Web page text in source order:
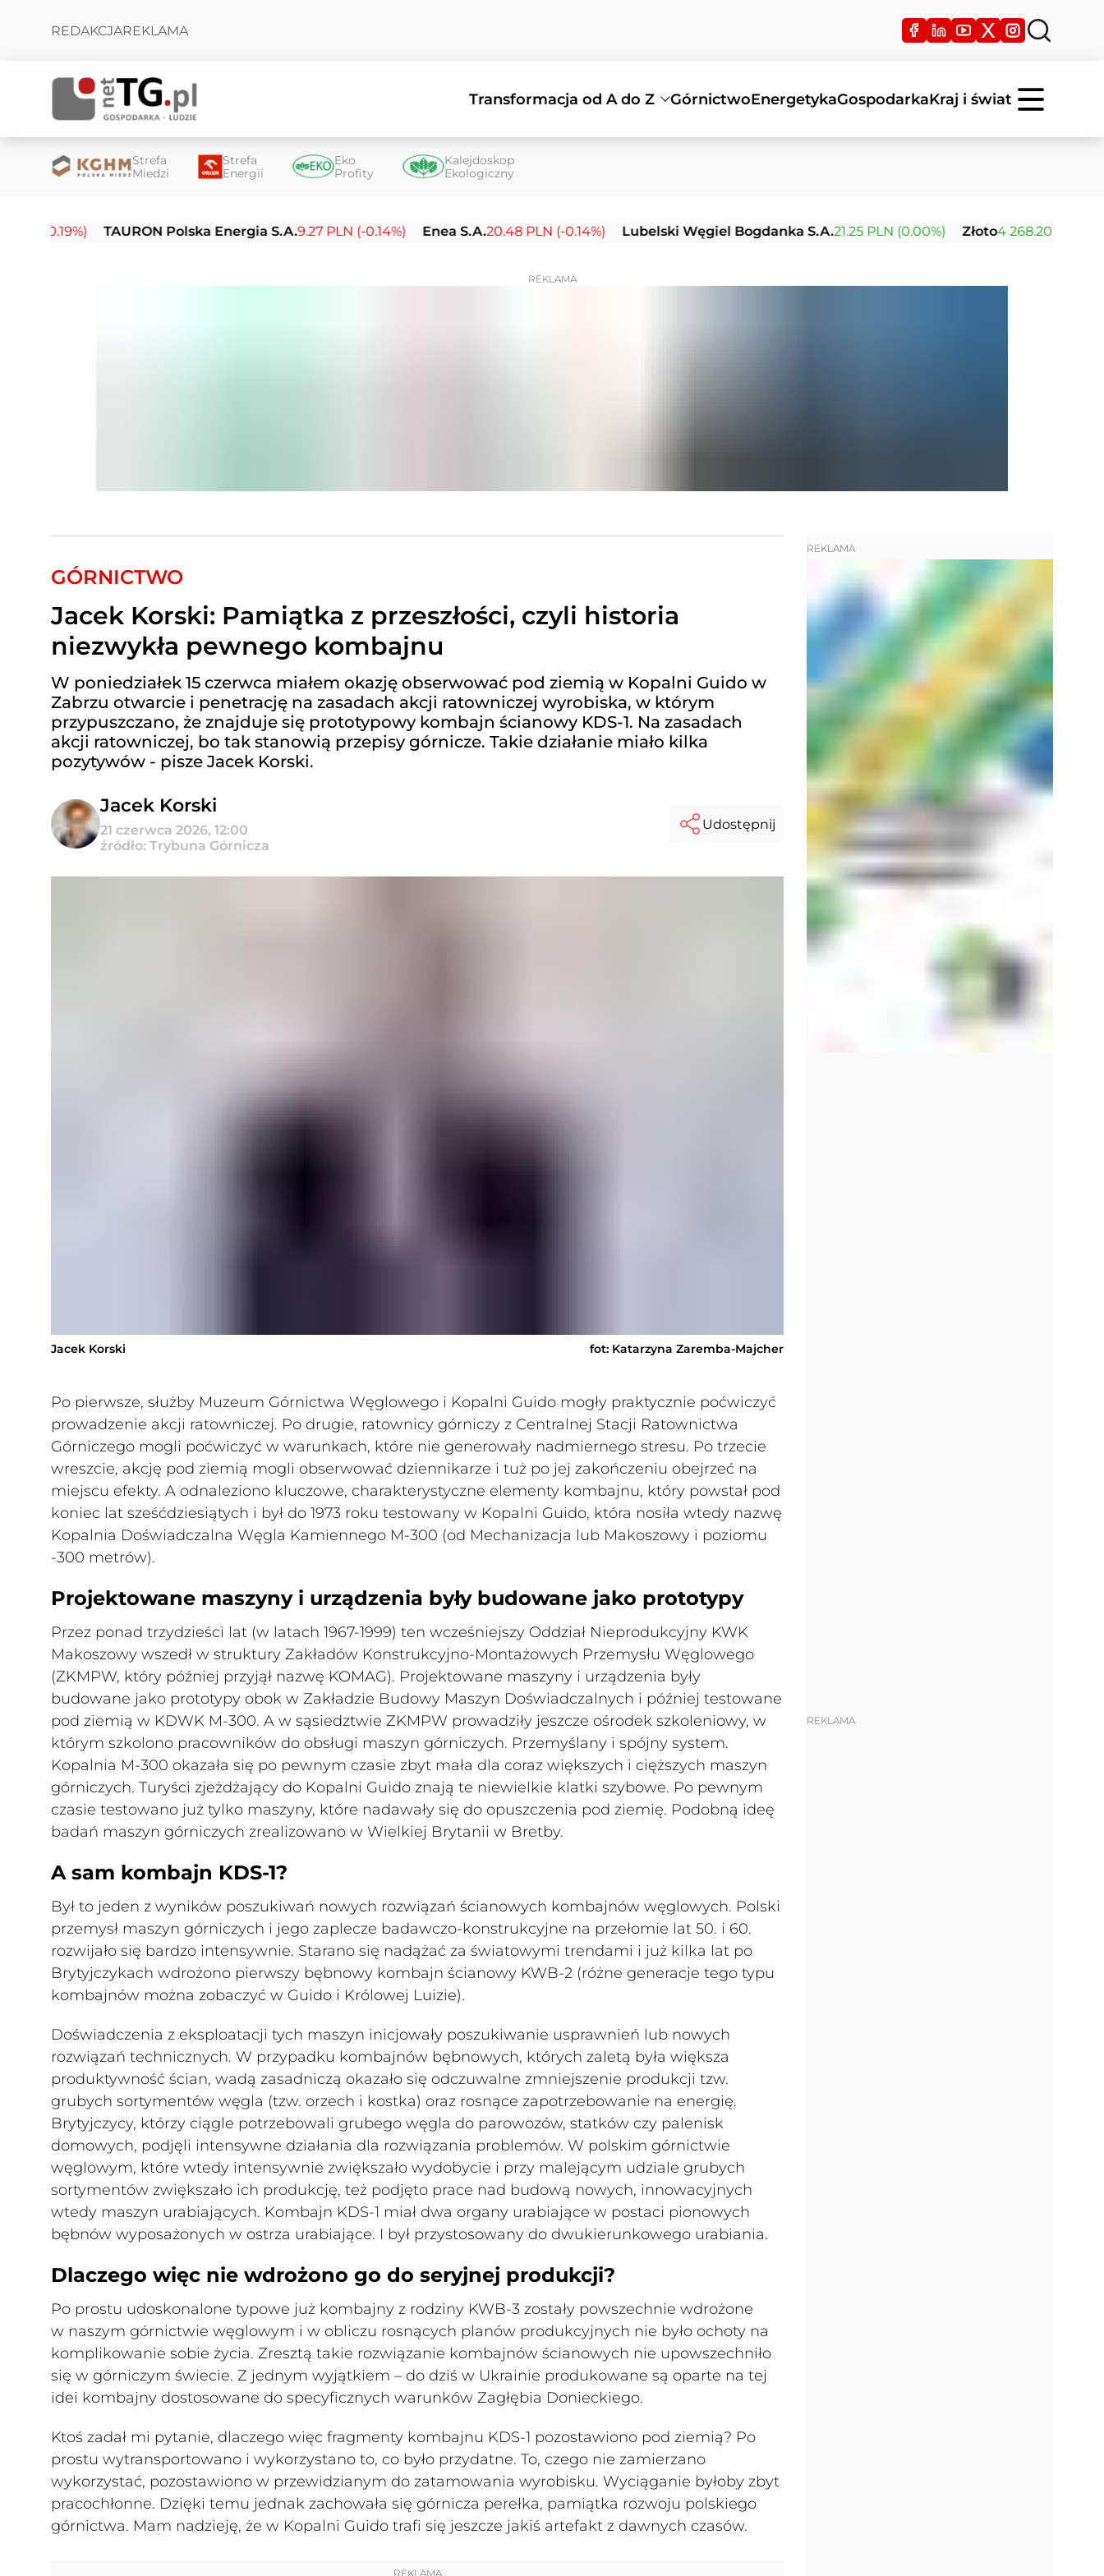
REDAKCJAREKLAMA
Transformacja od A do Z GórnictwoEnergetykaGospodarkaKraj i świat
Strefa
Miedzi
Strefa
Energii
Eko
Profity
Kalejdoskop
Ekologiczny
TAURON Polska Energia S.A.9.27 PLN (-0.14%) Enea S.A.20.48 PLN (-0.14%) Lubelski Węgiel Bogdanka S.A.21.25 PLN (0.00%) Złoto4 268.20 USD (+0.50%)
REKLAMA
GÓRNICTWO
Jacek Korski: Pamiątka z przeszłości, czyli historia
niezwykła pewnego kombajnu
W poniedziałek 15 czerwca miałem okazję obserwować pod ziemią w Kopalni Guido w
Zabrzu otwarcie i penetrację na zasadach akcji ratowniczej wyrobiska, w którym
przypuszczano, że znajduje się prototypowy kombajn ścianowy KDS-1. Na zasadach
akcji ratowniczej, bo tak stanowią przepisy górnicze. Takie działanie miało kilka
pozytywów - pisze Jacek Korski.
Jacek Korski
21 czerwca 2026, 12:00
źródło: Trybuna Górnicza
Udostępnij
Jacek Korski fot: Katarzyna Zaremba-Majcher
Po pierwsze, służby Muzeum Górnictwa Węglowego i Kopalni Guido mogły praktycznie poćwiczyć
prowadzenie akcji ratowniczej. Po drugie, ratownicy górniczy z Centralnej Stacji Ratownictwa
Górniczego mogli poćwiczyć w warunkach, które nie generowały nadmiernego stresu. Po trzecie
wreszcie, akcję pod ziemią mogli obserwować dziennikarze i tuż po jej zakończeniu obejrzeć na
miejscu efekty. A odnaleziono kluczowe, charakterystyczne elementy kombajnu, który powstał pod
koniec lat sześćdziesiątych i był do 1973 roku testowany w Kopalni Guido, która nosiła wtedy nazwę
Kopalnia Doświadczalna Węgla Kamiennego M-300 (od Mechanizacja lub Makoszowy i poziomu
-300 metrów).
Projektowane maszyny i urządzenia były budowane jako prototypy
Przez ponad trzydzieści lat (w latach 1967-1999) ten wcześniejszy Oddział Nieprodukcyjny KWK
Makoszowy wszedł w struktury Zakładów Konstrukcyjno-Montażowych Przemysłu Węglowego
(ZKMPW, który później przyjął nazwę KOMAG). Projektowane maszyny i urządzenia były
budowane jako prototypy obok w Zakładzie Budowy Maszyn Doświadczalnych i później testowane
pod ziemią w KDWK M-300. A w sąsiedztwie ZKMPW prowadziły jeszcze ośrodek szkoleniowy, w
którym szkolono pracowników do obsługi maszyn górniczych. Przemyślany i spójny system.
Kopalnia M-300 okazała się po pewnym czasie zbyt mała dla coraz większych i cięższych maszyn
górniczych. Turyści zjeżdżający do Kopalni Guido znają te niewielkie klatki szybowe. Po pewnym
czasie testowano już tylko maszyny, które nadawały się do opuszczenia pod ziemię. Podobną ideę
badań maszyn górniczych zrealizowano w Wielkiej Brytanii w Bretby.
A sam kombajn KDS-1?
Był to jeden z wyników poszukiwań nowych rozwiązań ścianowych kombajnów węglowych. Polski
przemysł maszyn górniczych i jego zaplecze badawczo-konstrukcyjne na przełomie lat 50. i 60.
rozwijało się bardzo intensywnie. Starano się nadążać za światowymi trendami i już kilka lat po
Brytyjczykach wdrożono pierwszy bębnowy kombajn ścianowy KWB-2 (różne generacje tego typu
kombajnów można zobaczyć w Guido i Królowej Luizie).
Doświadczenia z eksploatacji tych maszyn inicjowały poszukiwanie usprawnień lub nowych
rozwiązań technicznych. W przypadku kombajnów bębnowych, których zaletą była większa
produktywność ścian, wadą zasadniczą okazało się odczuwalne zmniejszenie produkcji tzw.
grubych sortymentów węgla (tzw. orzech i kostka) oraz rosnące zapotrzebowanie na energię.
Brytyjczycy, którzy ciągle potrzebowali grubego węgla do parowozów, statków czy palenisk
domowych, podjęli intensywne działania dla rozwiązania problemów. W polskim górnictwie
węglowym, które wtedy intensywnie zwiększało wydobycie i przy malejącym udziale grubych
sortymentów zwiększało ich produkcję, też podjęto prace nad budową nowych, innowacyjnych
wtedy maszyn urabiających. Kombajn KDS-1 miał dwa organy urabiające w postaci pionowych
bębnów wyposażonych w ostrza urabiające. I był przystosowany do dwukierunkowego urabiania.
Dlaczego więc nie wdrożono go do seryjnej produkcji?
Po prostu udoskonalone typowe już kombajny z rodziny KWB-3 zostały powszechnie wdrożone
w naszym górnictwie węglowym i w obliczu rosnących planów produkcyjnych nie było ochoty na
komplikowanie sobie życia. Zresztą takie rozwiązanie kombajnów ścianowych nie upowszechniło
się w górniczym świecie. Z jednym wyjątkiem – do dziś w Ukrainie produkowane są oparte na tej
idei kombajny dostosowane do specyficznych warunków Zagłębia Donieckiego.
Ktoś zadał mi pytanie, dlaczego więc fragmenty kombajnu KDS-1 pozostawiono pod ziemią? Po
prostu wytransportowano i wykorzystano to, co było przydatne. To, czego nie zamierzano
wykorzystać, pozostawiono w przewidzianym do zatamowania wyrobisku. Wyciąganie byłoby zbyt
pracochłonne. Dzięki temu jednak zachowała się górnicza perełka, pamiątka rozwoju polskiego
górnictwa. Mam nadzieję, że w Kopalni Guido trafi się jeszcze jakiś artefakt z dawnych czasów.
REKLAMA
REKLAMA
REKLAMA